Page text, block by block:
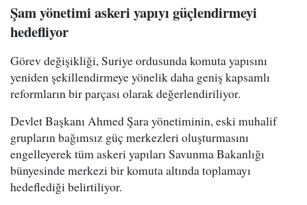
Şam yönetimi askeri yapıyı güçlendirmeyi
hedefliyor
Görev değişikliği, Suriye ordusunda komuta yapısını
yeniden şekillendirmeye yönelik daha geniş kapsamlı
reformların bir parçası olarak değerlendiriliyor.
Devlet Başkanı Ahmed Şara yönetiminin, eski muhalif
grupların bağımsız güç merkezleri oluşturmasını
engelleyerek tüm askeri yapıları Savunma Bakanlığı
bünyesinde merkezi bir komuta altında toplamayı
hedeflediği belirtiliyor.